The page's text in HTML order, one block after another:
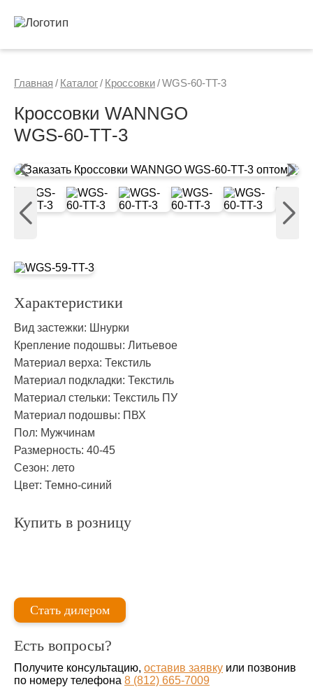
Главная / Каталог/ Кроссовки/WGS-60-TT-3
Кроссовки WANNGO
WGS‑60‑TT‑3
Характеристики
Вид застежки: Шнурки
Крепление подошвы: Литьевое
Материал верха: Текстиль
Материал подкладки: Текстиль
Материал стельки: Текстиль ПУ
Материал подошвы: ПВХ
Пол: Мужчинам
Размерность: 40-45
Сезон: лето
Цвет: Темно-синий
Купить в розницу
Стать дилером
Есть вопросы?
Получите консультацию, оставив заявку или позвонив
по номеру телефона 8 (812) 665-7009